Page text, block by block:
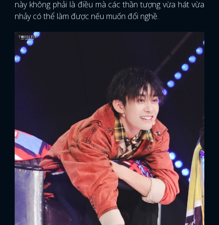
FACEBOOK GOOGLE
này không phải là điều mà các thần tượng vừa hát vừa
nhảy có thể làm được nếu muốn đổi nghề.